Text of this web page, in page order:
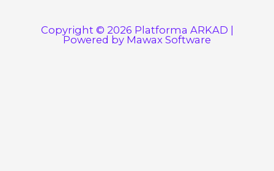
Copyright © 2026 Platforma ARKAD |
Powered by Mawax Software